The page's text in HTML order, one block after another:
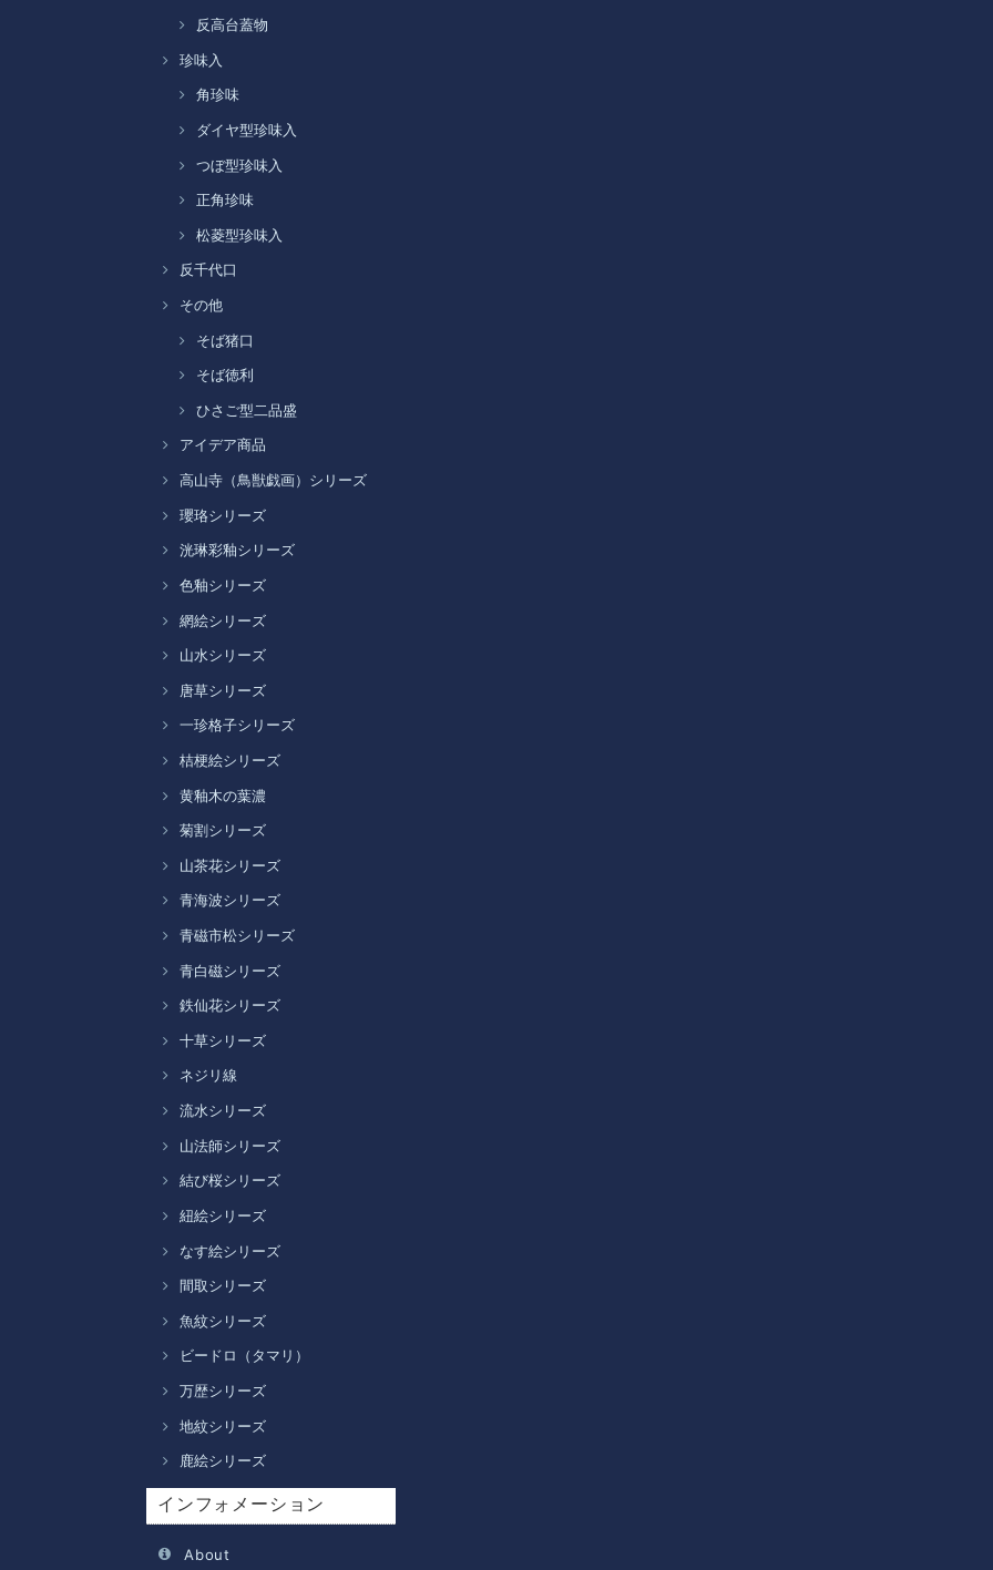
反高台蓋物
珍味入
角珍味
ダイヤ型珍味入
つぼ型珍味入
正角珍味
松菱型珍味入
反千代口
その他
そば猪口
そば徳利
ひさご型二品盛
アイデア商品
高山寺（鳥獣戯画）シリーズ
瓔珞シリーズ
洸琳彩釉シリーズ
色釉シリーズ
網絵シリーズ
山水シリーズ
唐草シリーズ
一珍格子シリーズ
桔梗絵シリーズ
黄釉木の葉濃
菊割シリーズ
山茶花シリーズ
青海波シリーズ
青磁市松シリーズ
青白磁シリーズ
鉄仙花シリーズ
十草シリーズ
ネジリ線
流水シリーズ
山法師シリーズ
結び桜シリーズ
紐絵シリーズ
なす絵シリーズ
間取シリーズ
魚紋シリーズ
ビードロ（タマリ）
万歴シリーズ
地紋シリーズ
鹿絵シリーズ
インフォメーション
About